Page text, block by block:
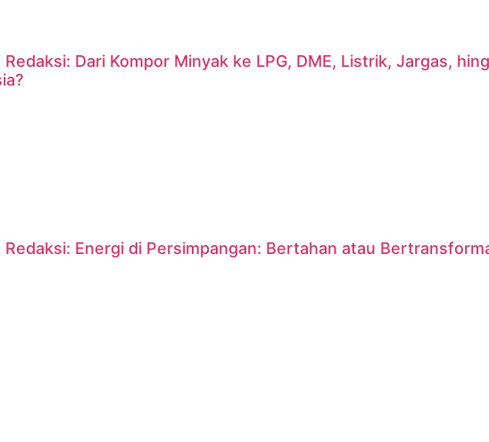
Redaksi: Dari Kompor Minyak ke LPG, DME, Listrik, Jargas,
Redaksi: Energi di Persimpangan: Bertahan atau